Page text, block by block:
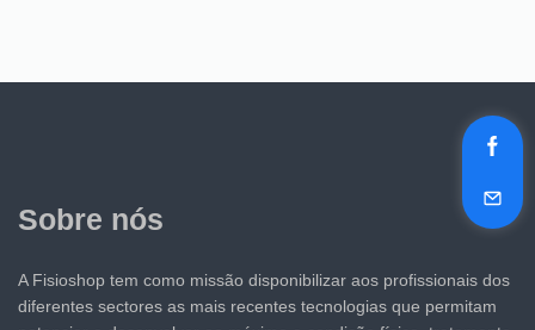
Sobre nós
A Fisioshop tem como missão disponibilizar aos profissionais dos
diferentes sectores as mais recentes tecnologias que permitam